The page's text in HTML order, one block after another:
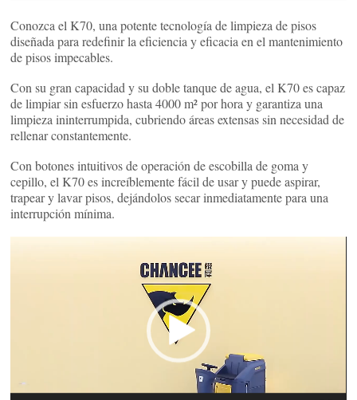
Conozca el K70, una potente tecnología de limpieza de pisos
diseñada para redefinir la eficiencia y eficacia en el mantenimiento
de pisos impecables.
Con su gran capacidad y su doble tanque de agua, el K70 es capaz
de limpiar sin esfuerzo hasta 4000 m² por hora y garantiza una
limpieza ininterrumpida, cubriendo áreas extensas sin necesidad de
rellenar constantemente.
Con botones intuitivos de operación de escobilla de goma y
cepillo, el K70 es increíblemente fácil de usar y puede aspirar,
trapear y lavar pisos, dejándolos secar inmediatamente para una
interrupción mínima.